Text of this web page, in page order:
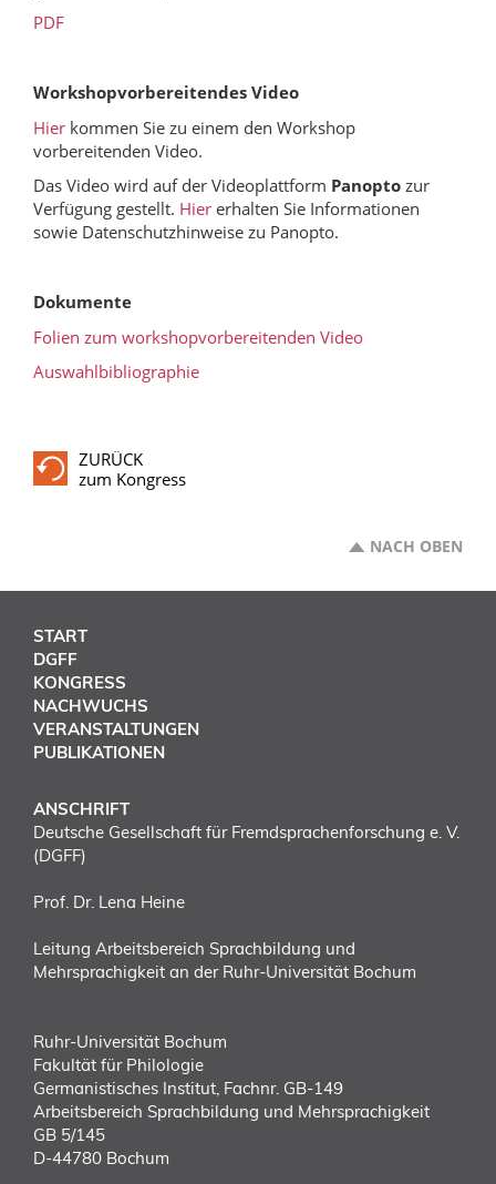
PDF
Workshopvorbereitendes Video
Hier kommen Sie zu einem den Workshop
vorbereitenden Video.
Das Video wird auf der Videoplattform Panopto zur
Verfügung gestellt. Hier erhalten Sie Informationen
sowie Datenschutzhinweise zu Panopto.
Dokumente
Folien zum workshopvorbereitenden Video
Auswahlbibliographie
ZURÜCK
zum Kongress
NACH OBEN
START
DGFF
KONGRESS
NACHWUCHS
VERANSTALTUNGEN
PUBLIKATIONEN
ANSCHRIFT
Deutsche Gesellschaft für Fremdsprachenforschung e. V.
(DGFF)
Prof. Dr. Lena Heine
Leitung Arbeitsbereich Sprachbildung und
Mehrsprachigkeit an der Ruhr-Universität Bochum
Ruhr-Universität Bochum
Fakultät für Philologie
Germanistisches Institut, Fachnr. GB-149
Arbeitsbereich Sprachbildung und Mehrsprachigkeit
GB 5/145
D-44780 Bochum